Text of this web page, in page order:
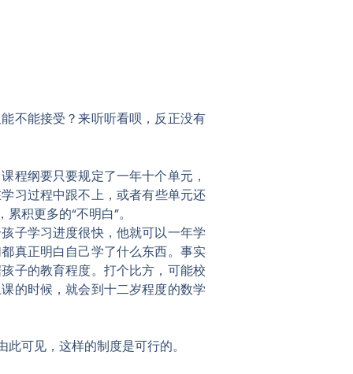
不能接受？来听听看呗，反正没有
程纲要只要规定了一年十个单元，
习过程中跟不上，或者有些单元还
积更多的“不明白”。
子学习进度很快，他就可以一年学
真正明白自己学了什么东西。事实
子的教育程度。打个比方，可能校
的时候，就会到十二岁程度的数学
可见，这样的制度是可行的。